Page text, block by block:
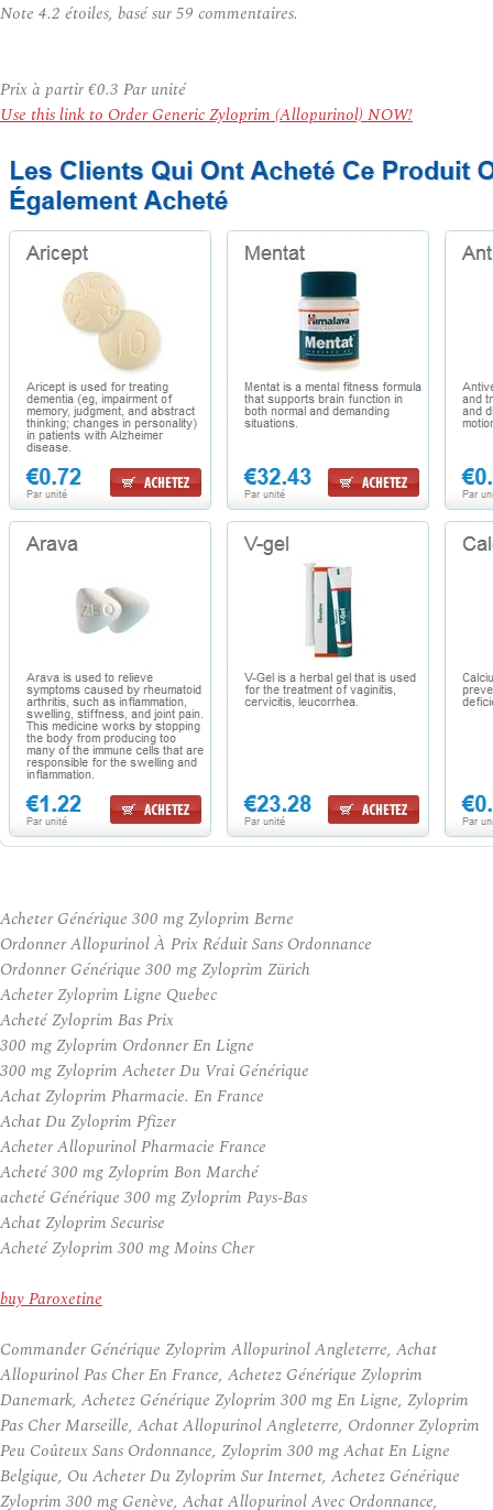
Note 4.2 étoiles, basé sur59 commentaires.
Prix à partir€0.3 Par unité
Use this link to Order Generic Zyloprim (Allopurinol) NOW!
Acheter Générique 300 mg Zyloprim Berne
Ordonner Allopurinol À Prix Réduit Sans Ordonnance
Ordonner Générique 300 mg Zyloprim Zürich
Acheter Zyloprim Ligne Quebec
Acheté Zyloprim Bas Prix
300 mg Zyloprim Ordonner En Ligne
300 mg Zyloprim Acheter Du Vrai Générique
Achat Zyloprim Pharmacie. En France
Achat Du Zyloprim Pfizer
Acheter Allopurinol Pharmacie France
Acheté 300 mg Zyloprim Bon Marché
acheté Générique 300 mg Zyloprim Pays-Bas
Achat Zyloprim Securise
Acheté Zyloprim 300 mg Moins Cher
buy Paroxetine
Commander Générique Zyloprim Allopurinol Angleterre, Achat
Allopurinol Pas Cher En France, Achetez Générique Zyloprim
Danemark, Achetez Générique Zyloprim 300 mg En Ligne, Zyloprim
Pas Cher Marseille, Achat Allopurinol Angleterre, Ordonner Zyloprim
Peu Coûteux Sans Ordonnance, Zyloprim 300 mg Achat En Ligne
Belgique, Ou Acheter Du Zyloprim Sur Internet, Achetez Générique
Zyloprim 300 mg Genève, Achat Allopurinol Avec Ordonnance,